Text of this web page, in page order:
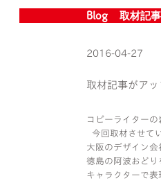
Blog » 取材記事
2016-04-27
取材記事がアッ
コピーライター
今回取材させて
大阪のデザイン
徳島の阿波おどり
キャラクターで表